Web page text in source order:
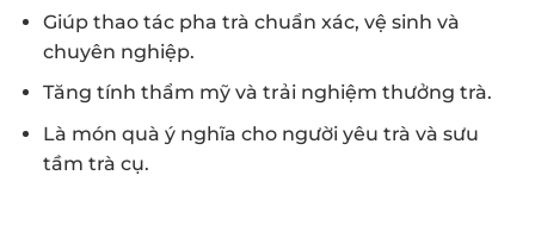
Giúp thao tác pha trà chuẩn xác, vệ sinh và
chuyên nghiệp.
Tăng tính thẩm mỹ và trải nghiệm thưởng trà.
Là món quà ý nghĩa cho người yêu trà và sưu
tầm trà cụ.